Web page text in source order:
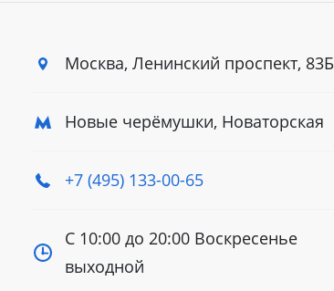
Москва, Ленинский проспект, 83Б
Новые черёмушки, Новаторская
+7 (495) 133-00-65
С 10:00 до 20:00 Воскресенье
выходной